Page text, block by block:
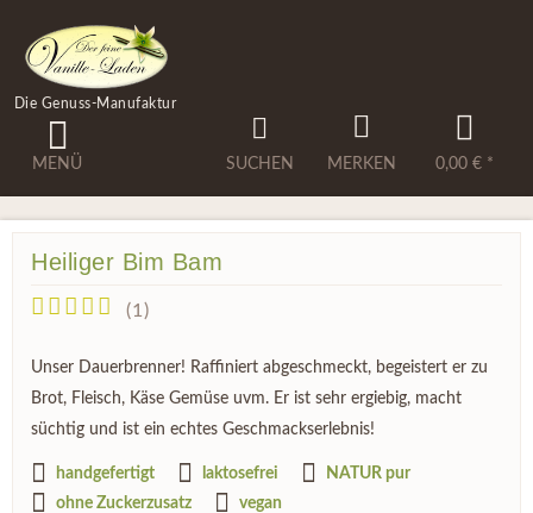
Die Genuss-Manufaktur
MENÜ SUCHEN MERKEN 0,00 € *
Heiliger Bim Bam
(1 )
Unser Dauerbrenner! Raffiniert abgeschmeckt, begeistert er zu
Brot, Fleisch, Käse Gemüse uvm. Er ist sehr ergiebig, macht
süchtig und ist ein echtes Geschmackserlebnis!
handgefertigt laktosefrei
NATUR pur
ohne Zuckerzusatz
vegan